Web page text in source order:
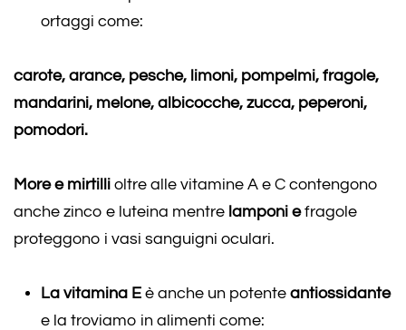
ortaggi come:
carote, arance, pesche, limoni, pompelmi, fragole,
mandarini, melone, albicocche, zucca, peperoni,
pomodori.
More e mirtilli oltre alle vitamine A e C contengono
anche zinco e luteina mentre lamponi efragole
proteggono i vasi sanguigni oculari.
La vitamina E è anche un potente antiossidante
e la troviamo in alimenti come: